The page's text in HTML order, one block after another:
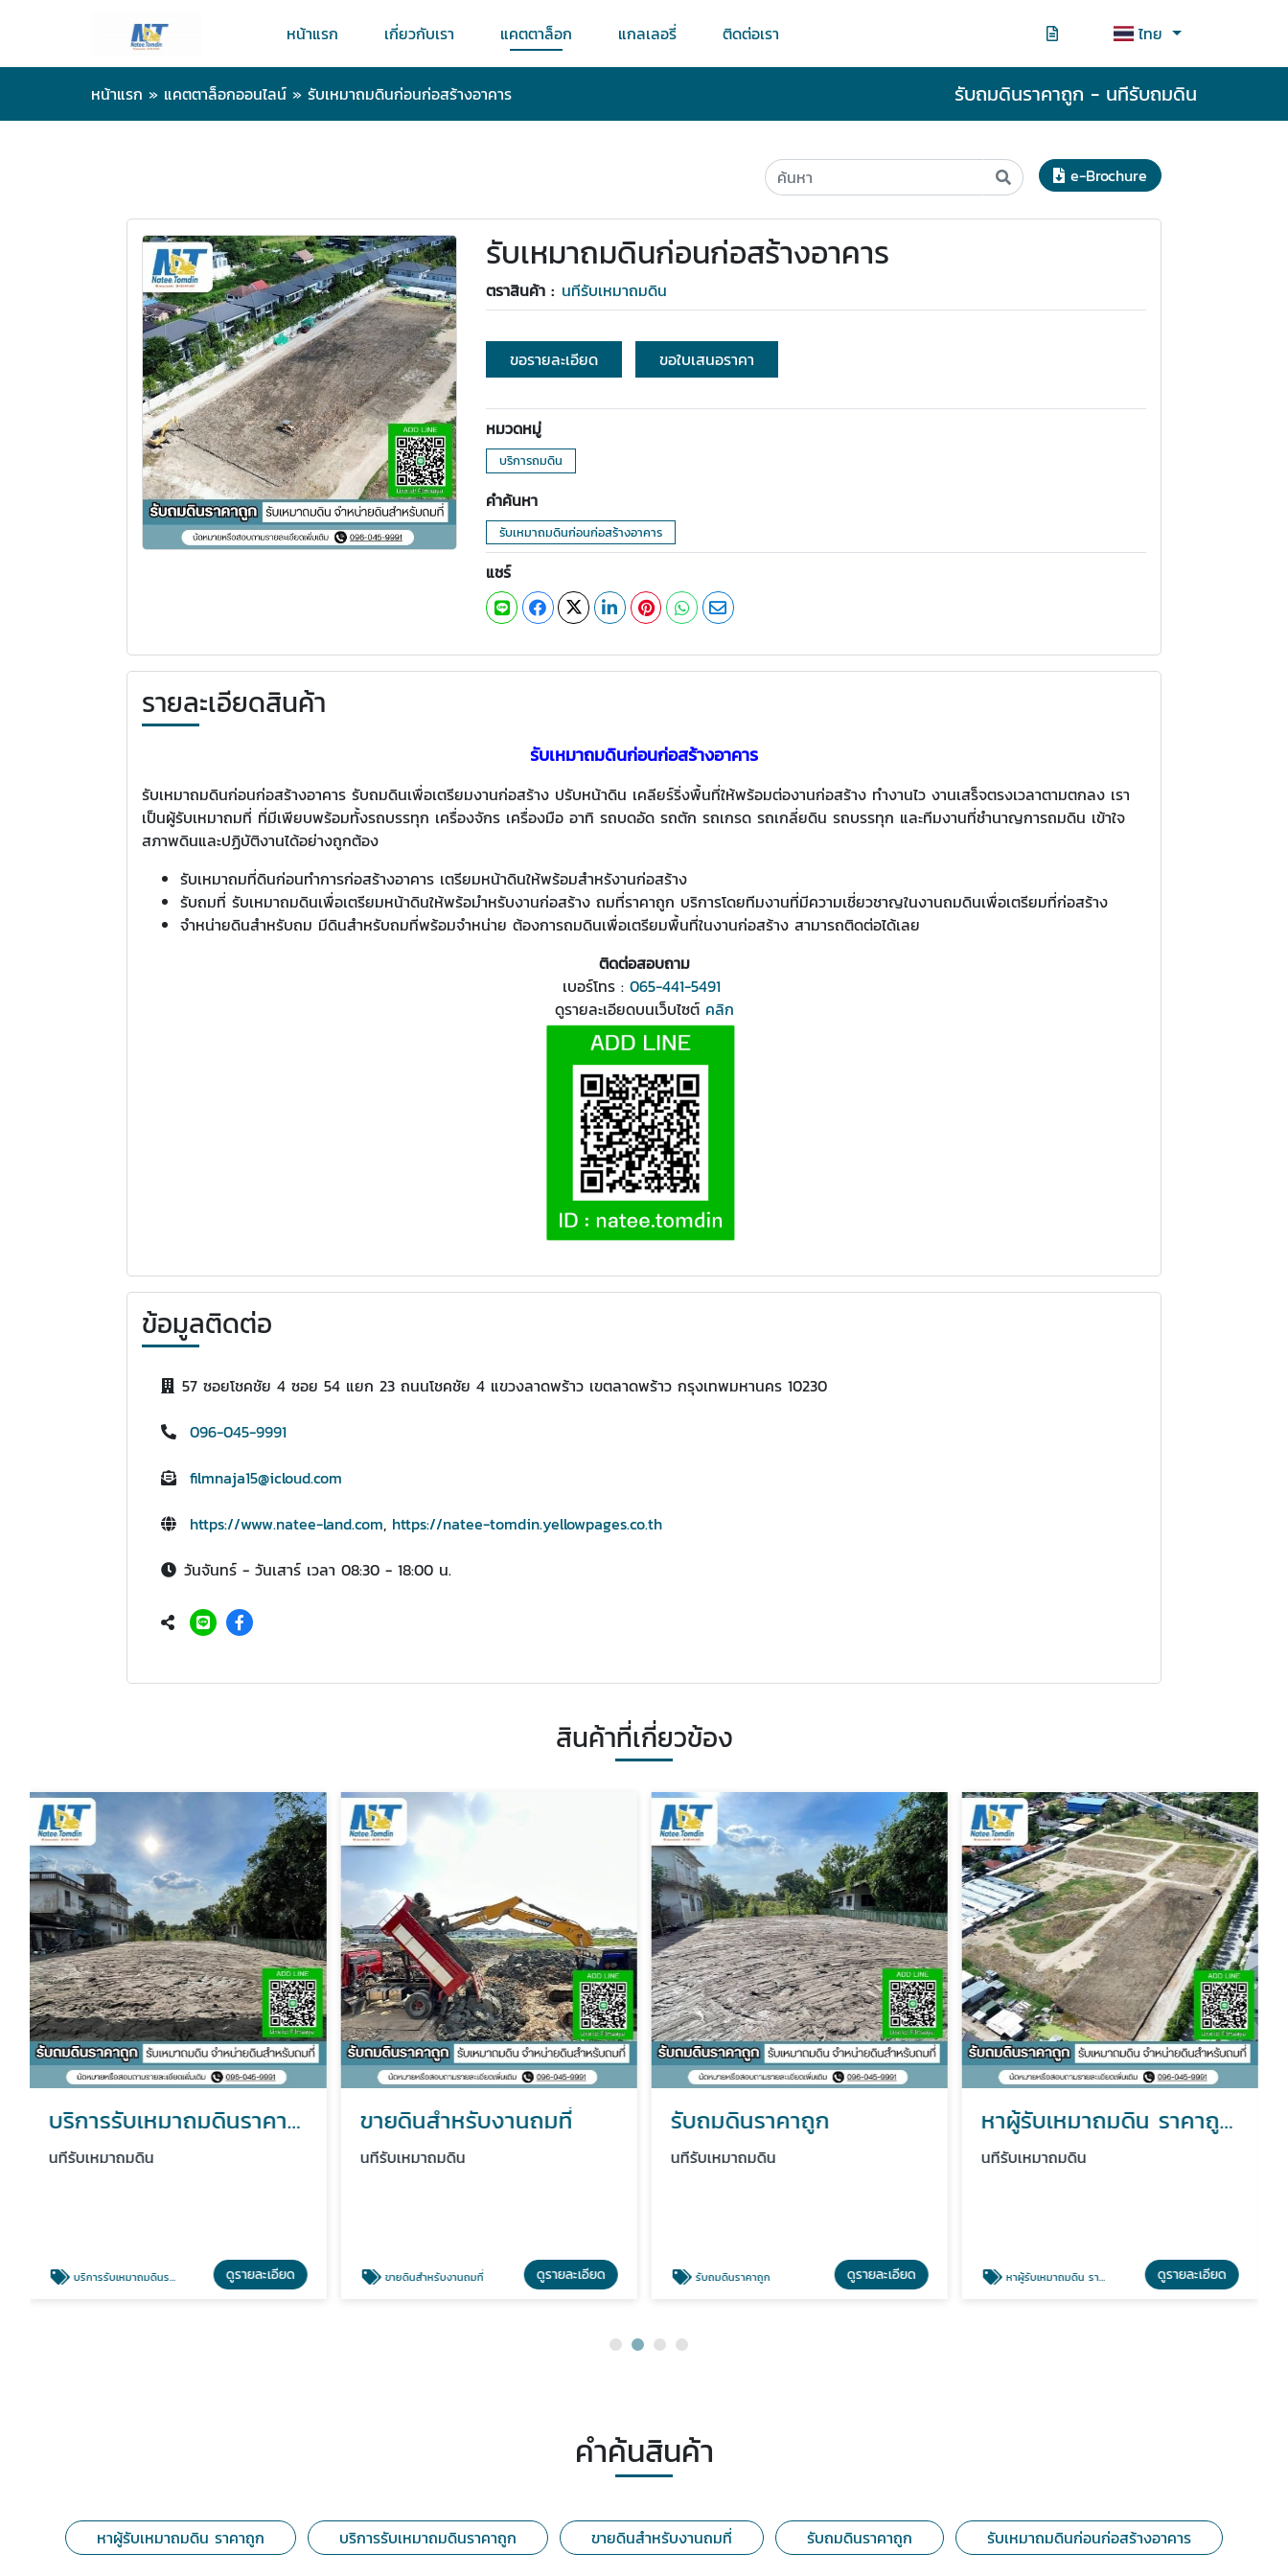
หน้าแรก เกี่ยวกับเรา แคตตาล็อก แกลเลอรี่ ติดต่อเรา ไทย
หน้าแรก » แคตตาล็อกออนไลน์ » รับเหมาถมดินก่อนก่อสร้างอาคาร รับถมดินราคาถูก - นทีรับถมดิน
e-Brochure
รับเหมาถมดินก่อนก่อสร้างอาคาร
ตราสินค้า : นทีรับเหมาถมดิน
ขอรายละเอียด ขอใบเสนอราคา
หมวดหมู่
บริการถมดิน
คำค้นหา
รับเหมาถมดินก่อนก่อสร้างอาคาร
แชร์
รายละเอียดสินค้า
รับเหมาถมดินก่อนก่อสร้างอาคาร
รับเหมาถมดินก่อนก่อสร้างอาคาร รับถมดินเพื่อเตรียมงานก่อสร้าง ปรับหน้าดิน เคลียร์ริ่งพื้นที่ให้พร้อมต่องานก่อสร้าง ทำงานไว งานเสร็จตรงเวลาตามตกลง เรา
เป็นผู้รับเหมาถมที่ ที่มีเพียบพร้อมทั้งรถบรรทุก เครื่องจักร เครื่องมือ อาทิ รถบดอัด รถตัก รถเกรด รถเกลี่ยดิน รถบรรทุก และทีมงานที่ชำนาญการถมดิน เข้าใจ
สภาพดินและปฏิบัติงานได้อย่างถูกต้อง
รับเหมาถมที่ดินก่อนทำการก่อสร้างอาคาร เตรียมหน้าดินให้พร้อมสำหรังานก่อสร้าง
รับถมที่ รับเหมาถมดินเพื่อเตรียมหน้าดินให้พร้อมำหรับงานก่อสร้าง ถมที่ราคาถูก บริการโดยทีมงานที่มีความเชี่ยวชาญในงานถมดินเพื่อเตรียมที่ก่อสร้าง
จำหน่ายดินสำหรับถม มีดินสำหรับถมที่พร้อมจำหน่าย ต้องการถมดินเพื่อเตรียมพื้นที่ในงานก่อสร้าง สามารถติดต่อได้เลย
ติดต่อสอบถาม
เบอร์โทร : 065-441-5491
ดูรายละเอียดบนเว็บไซต์ คลิก
ข้อมูลติดต่อ
57 ซอยโชคชัย 4 ซอย 54 แยก 23 ถนนโชคชัย 4 แขวงลาดพร้าว เขตลาดพร้าว กรุงเทพมหานคร 10230
096-045-9991
filmnaja15@icloud.com
https://www.natee-land.com, https://natee-tomdin.yellowpages.co.th
วันจันทร์ - วันเสาร์ เวลา 08:30 - 18:00 น.
สินค้าที่เกี่ยวข้อง
บริการรับเหมาถมดินราคาถูก
นทีรับเหมาถมดิน
บริการรับเหมาถมดินราคาถูก ดูรายละเอียด
ขายดินสำหรับงานถมที่
นทีรับเหมาถมดิน
ขายดินสำหรับงานถมที่ ดูรายละเอียด
รับถมดินราคาถูก
นทีรับเหมาถมดิน
รับถมดินราคาถูก ดูรายละเอียด
หาผู้รับเหมาถมดิน ราคาถูก ประเมินราคาหน้างาน ฟรี!
นทีรับเหมาถมดิน
หาผู้รับเหมาถมดิน ราคาถูก ดูรายละเอียด
คำค้นสินค้า
หาผู้รับเหมาถมดิน ราคาถูก บริการรับเหมาถมดินราคาถูก ขายดินสำหรับงานถมที่ รับถมดินราคาถูก รับเหมาถมดินก่อนก่อสร้างอาคาร